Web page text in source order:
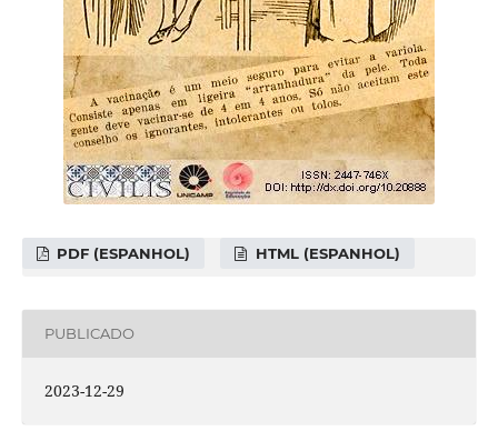
PDF (ESPANHOL) HTML (ESPANHOL)
PUBLICADO
2023-12-29